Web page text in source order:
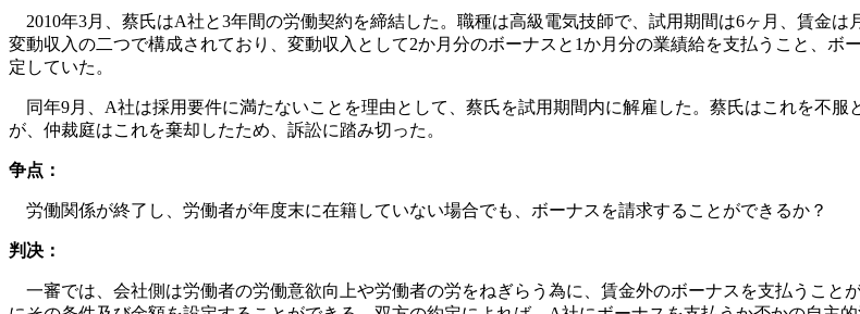
2010年3月、蔡氏はA社と3年間の労働契約を締結した。職種は高級電気技師で、試用期間は6ヶ月、賃金
変動収入の二つで構成されており、変動収入として2か月分のボーナスと1か月分の業績給を支払うこと、
定していた。
同年9月、A社は採用要件に満たないことを理由として、蔡氏を試用期間内に解雇した。蔡氏はこれを不
が、仲裁庭はこれを棄却したため、訴訟に踏み切った。
争点：
労働関係が終了し、労働者が年度末に在籍していない場合でも、ボーナスを請求することができるか？
判决：
一審では、会社側は労働者の労働意欲向上や労働者の労をねぎらう為に、賃金外のボーナスを支払うこ